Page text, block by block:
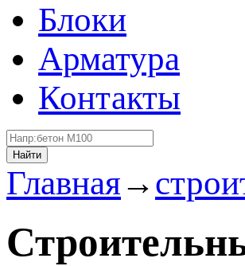
Блоки
Арматура
Контакты
Найти
Главная→